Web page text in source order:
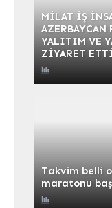
MİLAT İŞ
YALITIM VE
ZİYARET
Takvim belli
maratonu